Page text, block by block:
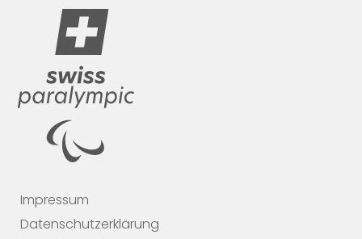
Impressum
Datenschutzerklärung